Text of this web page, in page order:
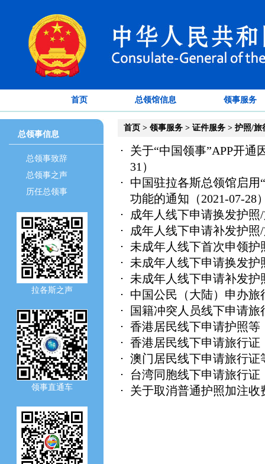
首页 总领馆信息 领事服务
总领事信息
总领事致辞
总领事之声
历任总领事
拉各斯之声
领事直通车
首页 > 领事服务 > 证件服务 > 护照/旅
关于“中国领事”APP开通
31）
中国驻拉各斯总领馆启用
功能的通知 （2021-07-28
成年人线下申请换发护照
成年人线下申请补发护照
未成年人线下首次申领护
未成年人线下申请换发护
未成年人线下申请补发护
中国公民（大陆）申办旅
国籍冲突人员线下申请旅
香港居民线下申请护照等
香港居民线下申请旅行证
澳门居民线下申请旅行证
台湾同胞线下申请旅行证
关于取消普通护照加注收